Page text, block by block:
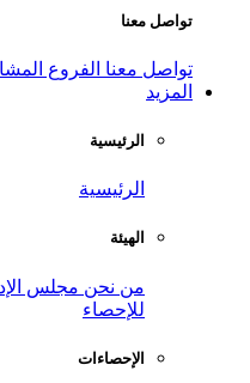
تواصل معنا
تواصل معنا الفروع
المزيد
الرئيسية
الرئيسية
الهيئة
من نحن مجلس
للإحصاء
الإحصاءات